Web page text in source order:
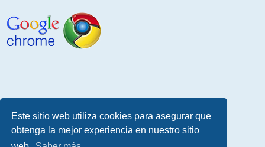
Este sitio web utiliza cookies para asegurar que
obtenga la mejor experiencia en nuestro sitio